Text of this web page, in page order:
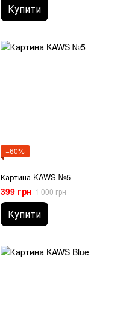
Купити
−60%
Картина KAWS №5
399 грн 1 000 грн
Купити